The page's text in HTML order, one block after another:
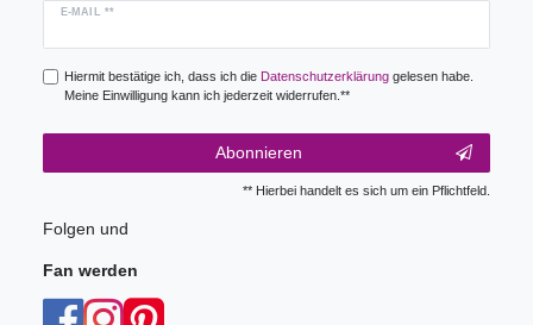
E-MAIL **
Newsletter
Hiermit bestätige ich, dass ich die Daten­schutz­erklärunggelesen habe.
Meine Einwilligung kann ich jederzeit widerrufen.**
Abonnieren
** Hierbei handelt es sich um ein Pflichtfeld.
Folgen und
Fan werden